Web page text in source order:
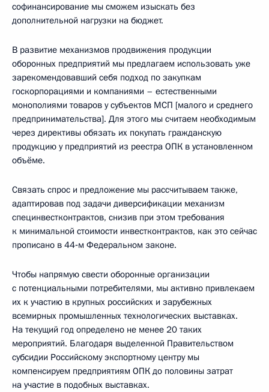
софинансирование мы сможем изыскать без
дополнительной нагрузки на бюджет.
В развитие механизмов продвижения продукции
оборонных предприятий мы предлагаем использовать уже
зарекомендовавший себя подход по закупкам
госкорпорациями и компаниями – естественными
монополиями товаров у субъектов МСП [малого и среднего
предпринимательства]. Для этого мы считаем необходимым
через директивы обязать их покупать гражданскую
продукцию у предприятий из реестра ОПК в установленном
объёме.
Связать спрос и предложение мы рассчитываем также,
адаптировав под задачи диверсификации механизм
специнвестконтрактов, снизив при этом требования
к минимальной стоимости инвестконтрактов, как это сейчас
прописано в 44‑м Федеральном законе.
Чтобы напрямую свести оборонные организации
с потенциальными потребителями, мы активно привлекаем
их к участию в крупных российских и зарубежных
всемирных промышленных технологических выставках.
На текущий год определено не менее 20 таких
мероприятий. Благодаря выделенной Правительством
субсидии Российскому экспортному центру мы
компенсируем предприятиям ОПК до половины затрат
на участие в подобных выставках.